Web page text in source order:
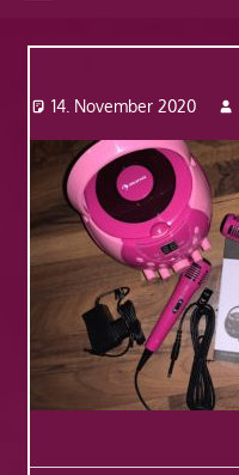
Website
14. November 2020